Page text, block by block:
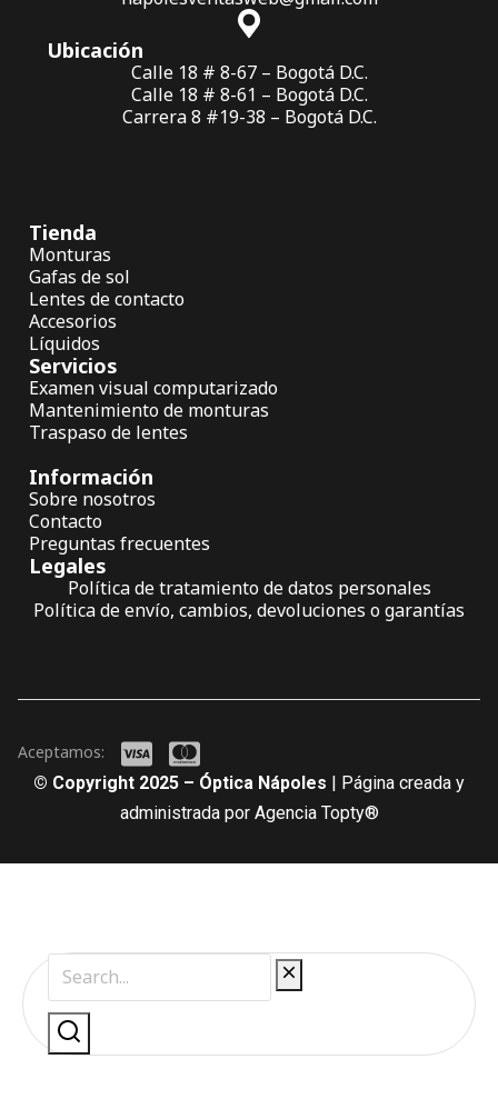
Ubicación
Calle 18 # 8-67 – Bogotá D.C.
Calle 18 # 8-61 – Bogotá D.C.
Carrera 8 #19-38 – Bogotá D.C.
Tienda
Monturas
Gafas de sol
Lentes de contacto
Accesorios
Líquidos
Servicios
Examen visual computarizado
Mantenimiento de monturas
Traspaso de lentes
Información
Sobre nosotros
Contacto
Preguntas frecuentes
Legales
Política de tratamiento de datos personales
Política de envío, cambios, devoluciones o garantías
© Copyright 2025 – Óptica Nápoles | Página creada y
administrada por Agencia Topty®
Aceptamos: